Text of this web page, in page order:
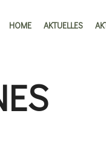
HOME AKTUELLES